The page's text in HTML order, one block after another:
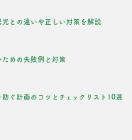
との違いや正しい対策を解説
めの失敗例と対策
ぐ計画のコツとチェックリスト10選